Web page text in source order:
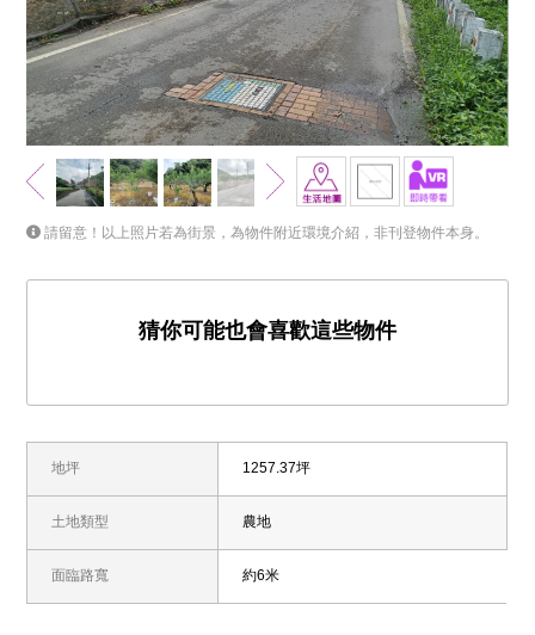
請留意！以上照片若為街景，為物件附近環境介紹，非刊登物件本身。
猜你可能也會喜歡這些物件
地坪 1257.37坪
土地類型 農地
面臨路寬 約6米